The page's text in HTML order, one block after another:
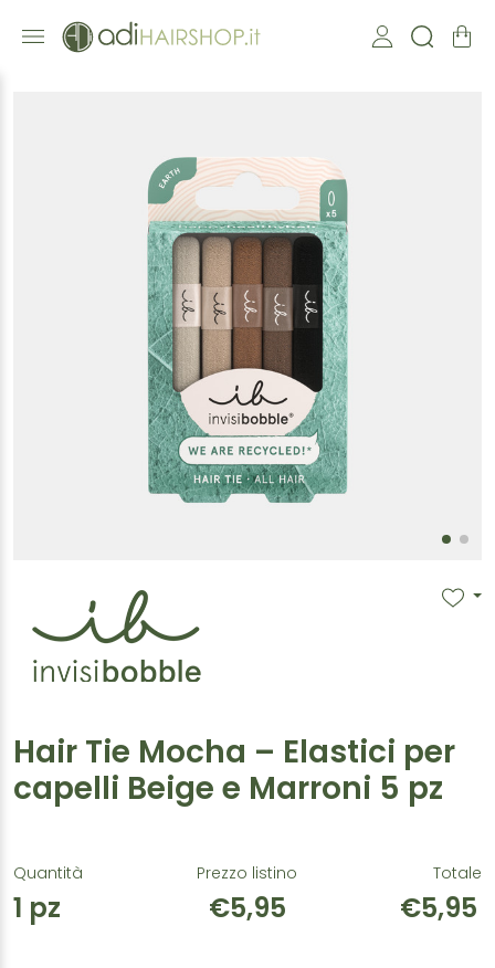
Hair Tie Mocha – Elastici per
capelli Beige e Marroni 5 pz
Quantità
1 pz
Prezzo listino
€5,95
Totale
€5,95